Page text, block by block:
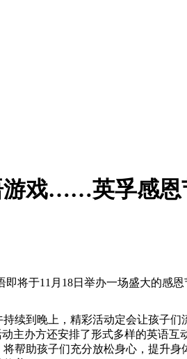
游戏……英孚感恩
将于11月18日举办一场盛大的感
续到晚上，精彩活动定会让孩子
主办方还安排了形式多样的英语
帮助孩子们充分放松身心，提